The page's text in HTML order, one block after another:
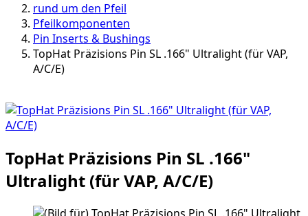
rund um den Pfeil
Pfeilkomponenten
Pin Inserts & Bushings
TopHat Präzisions Pin SL .166" Ultralight (für VAP,
A/C/E)
TopHat Präzisions Pin SL .166"
Ultralight (für VAP, A/C/E)